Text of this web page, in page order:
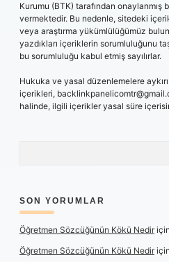
Kurumu (BTK) tarafından onaylanmış
vermektedir. Bu nedenle, sitedeki
veya araştırma yükümlülüğümüz
yazdıkları içeriklerin sorumluluğunu
bu sorumluluğu kabul etmiş sayılırlar.
Hukuka ve yasal düzenlemelere
içerikleri,
halinde, ilgili içerikler yasal süre
SON YORUMLAR
Öğretmen Sözcüğünün Kökü Nediriçin
Öğretmen Sözcüğünün Kökü Nediriçin